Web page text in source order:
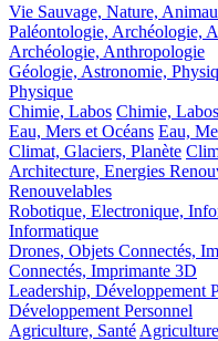
Vie Sauvage, Nature,
Paléontologie, Archéologie,
Archéologie, Anthropologie
Géologie, Astronomie,
Physique
Chimie, Labos Chimie, Labos
Eau, Mers et Océans Eau,
Climat, Glaciers, Planète
Architecture, Energies
Renouvelables
Robotique, Electronique,
Informatique
Drones, Objets Connectés,
Connectés, Imprimante 3D
Leadership, Développement
Développement Personnel
Agriculture, Santé